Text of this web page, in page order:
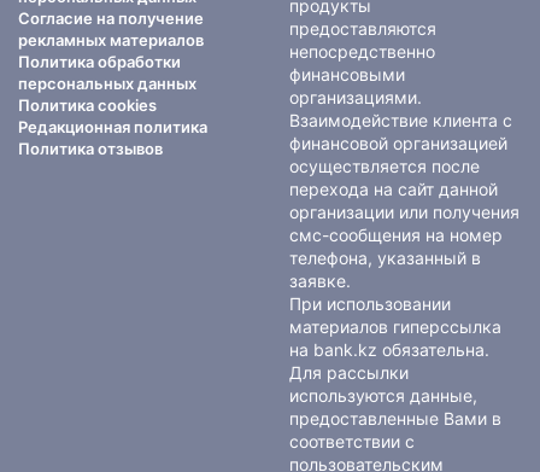
Согласие на получение
рекламных материалов
Политика обработки
персональных данных
Политика cookies
Редакционная политика
Политика отзывов
продукты
предоставляются
непосредственно
финансовыми
организациями.
Взаимодействие клиента с
финансовой организацией
осуществляется после
перехода на сайт данной
организации или получения
смс-сообщения на номер
телефона, указанный в
заявке.
При использовании
материалов гиперссылка
на bank.kz обязательна.
Для рассылки
используются данные,
предоставленные Вами в
соответствии с
пользовательским